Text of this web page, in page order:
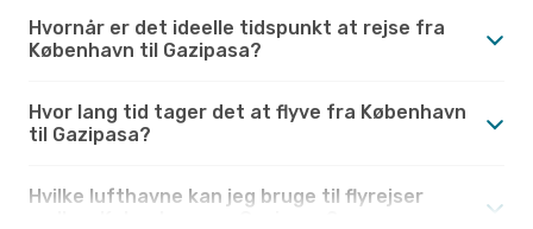
Hvornår er det ideelle tidspunkt at rejse fra
København til Gazipasa?
Hvor lang tid tager det at flyve fra København
til Gazipasa?
Hvilke lufthavne kan jeg bruge til flyrejser